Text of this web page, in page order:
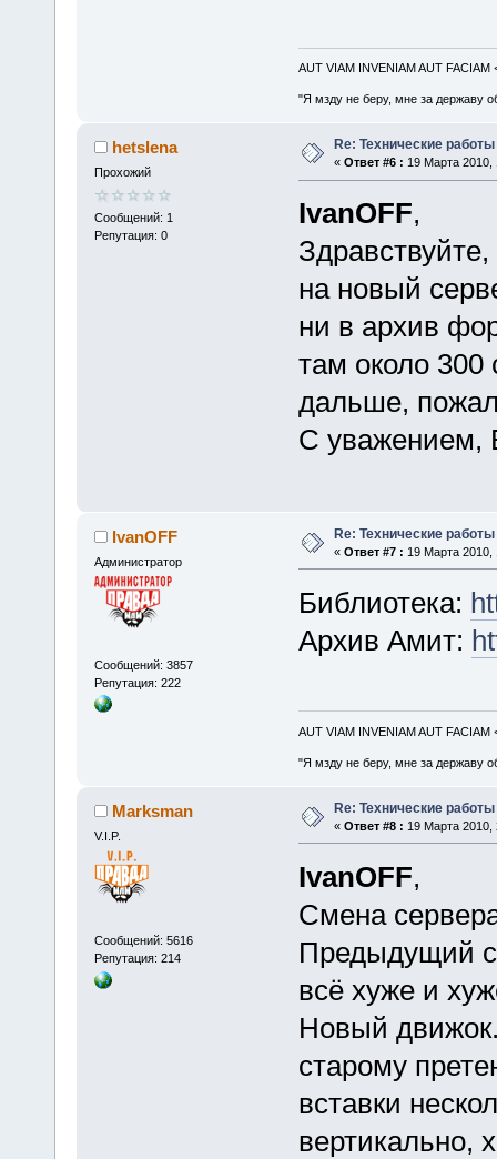
AUT VIAM INVENIAM AUT FACIAM
"Я мзду не беру, мне за державу
hetslena
Прохожий
Сообщений: 1
Репутация: 0
Re: Технические
« Ответ #6 : 19 Марта 2010,
IvanOFF,
на новый
ни в архив
там около 300
дальше,
С уважением,
IvanOFF
Администратор
Сообщений: 3857
Репутация: 222
Re: Технические
« Ответ #7 : 19 Марта 2010,
Библиотека:
Архив Амит:
AUT VIAM INVENIAM AUT FACIAM
"Я мзду не беру, мне за державу
Marksman
V.I.P.
Сообщений: 5616
Репутация: 214
Re: Технические
« Ответ #8 : 19 Марта 2010,
IvanOFF,
Смена
Предыдущий
всё хуже и
Новый
старому
вставки
вертикально,